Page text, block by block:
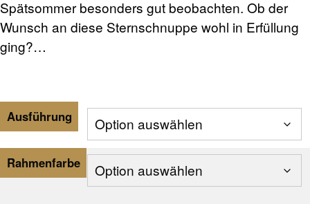
Spätsommer besonders gut beobachten. Ob der
Wunsch an diese Sternschnuppe wohl in Erfüllung
ging?…
Ausführung
Rahmenfarbe